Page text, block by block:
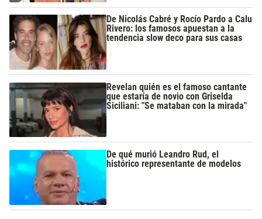
De Nicolás Cabré y Rocío Pardo a Calu
Rivero: los famosos apuestan a la
tendencia slow deco para sus casas
Revelan quién es el famoso cantante
que estaría de novio con Griselda
Siciliani: "Se mataban con la mirada"
De qué murió Leandro Rud, el
histórico representante de modelos